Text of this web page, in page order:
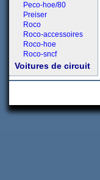
Peco-hoe/80
Preiser
Roco
Roco-accessoires
Roco-hoe
Roco-sncf
Voitures de circuit